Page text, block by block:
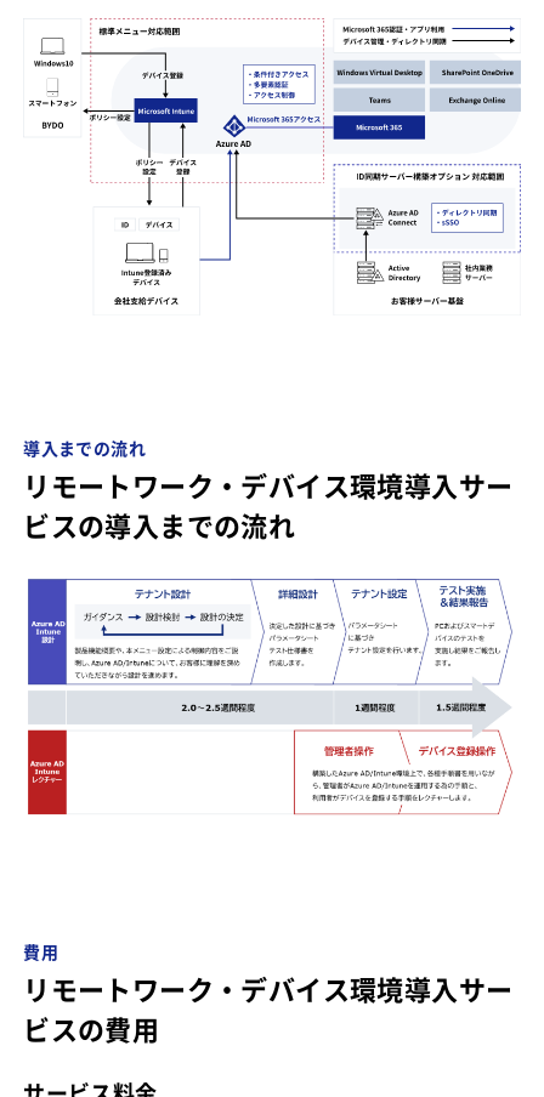
導入までの流れ
リモートワーク・デバイス環境導入サー
ビスの導入までの流れ
費用
リモートワーク・デバイス環境導入サー
ビスの費用